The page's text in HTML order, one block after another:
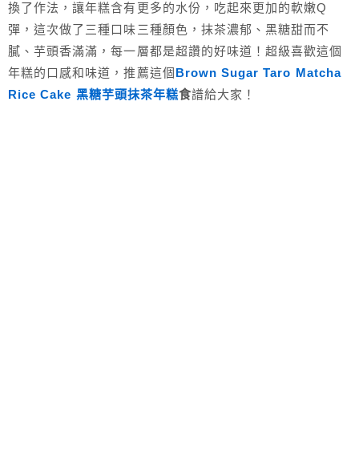
換了作法，讓年糕含有更多的水份，吃起來更加的軟嫩Q
彈，這次做了三種口味三種顏色，抹茶濃郁、黑糖甜而不
膩、芋頭香滿滿，每一層都是超讚的好味道！超級喜歡這個
年糕的口感和味道，推薦這個 Brown Sugar Taro Matcha
Rice Cake 黑糖芋頭抹茶年糕食譜給大家！